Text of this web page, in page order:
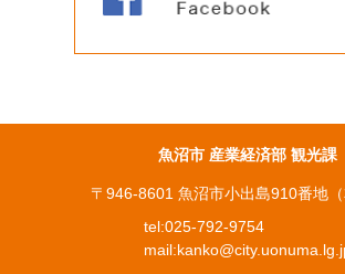
魚沼市 産業経済部 観光課
〒946-8601 魚沼市小出島910番地（
tel:025-792-9754
mail: